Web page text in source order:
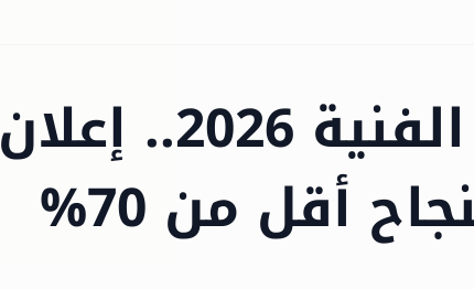
نتيجة الدبلومات الفنية 2026.. إعلان
أقل من 70%